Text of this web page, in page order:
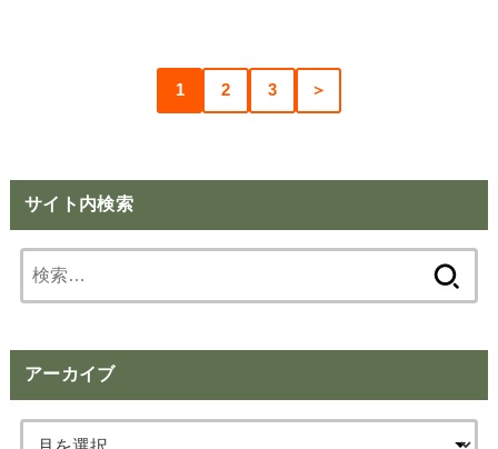
1 2 3 ＞
サイト内検索
索:
アーカイブ